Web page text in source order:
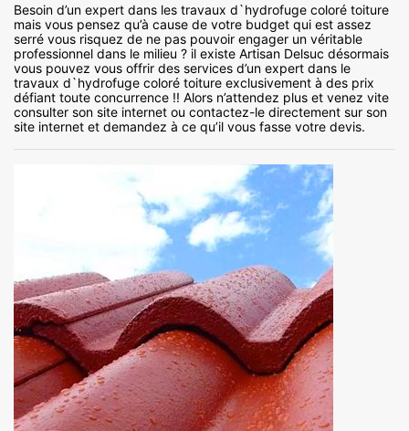
Besoin d’un expert dans les travaux d`hydrofuge coloré toiture
mais vous pensez qu’à cause de votre budget qui est assez
serré vous risquez de ne pas pouvoir engager un véritable
professionnel dans le milieu ? il existe Artisan Delsuc désormais
vous pouvez vous offrir des services d’un expert dans le
travaux d`hydrofuge coloré toiture exclusivement à des prix
défiant toute concurrence !! Alors n’attendez plus et venez vite
consulter son site internet ou contactez-le directement sur son
site internet et demandez à ce qu’il vous fasse votre devis.